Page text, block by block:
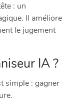
: un
Il améliore
le jugement
IA ?
simple : gagner